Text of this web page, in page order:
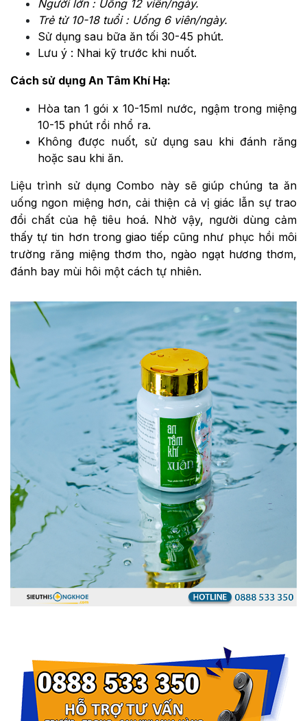
Người lớn : Uống 12 viên/ngày.
Trẻ từ 10-18 tuổi : Uống 6 viên/ngày.
Sử dụng sau bữa ăn tối 30-45 phút.
Lưu ý : Nhai kỹ trước khi nuốt.
Cách sử dụng An Tâm Khí Hạ:
Hòa tan 1 gói x 10-15ml nước, ngậm trong miệng
10-15 phút rồi nhổ ra.
Không được nuốt, sử dụng sau khi đánh răng
hoặc sau khi ăn.
Liệu trình sử dụng Combo này sẽ giúp chúng ta ăn
uống ngon miệng hơn, cải thiện cả vị giác lẫn sự trao
đổi chất của hệ tiêu hoá. Nhờ vậy, người dùng cảm
thấy tự tin hơn trong giao tiếp cũng như phục hồi môi
trường răng miệng thơm tho, ngào ngạt hương thơm,
đánh bay mùi hôi một cách tự nhiên.